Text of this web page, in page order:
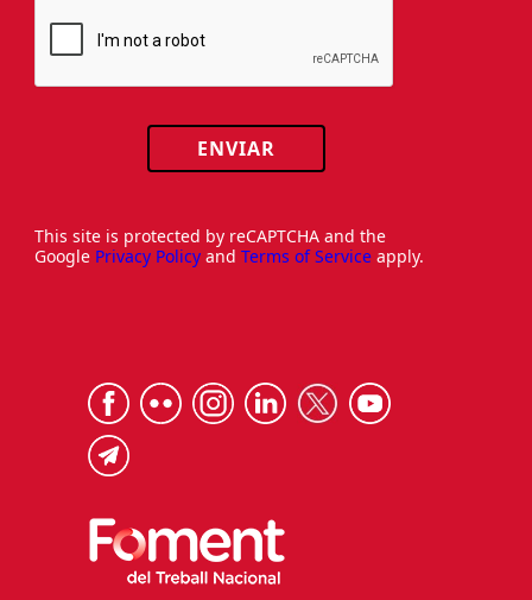
ENVIAR
This site is protected by reCAPTCHA and the
Google Privacy Policy and Terms of Service apply.